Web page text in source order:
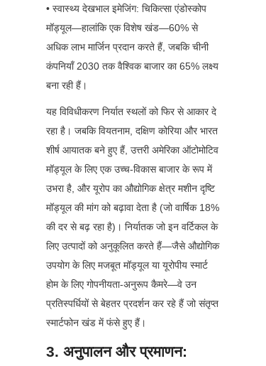
• स्वास्थ्य देखभाल इमेजिंग: चिकित्सा एंडोस्कोप
मॉड्यूल—हालांकि एक विशेष खंड—60% से
अधिक लाभ मार्जिन प्रदान करते हैं, जबकि चीनी
कंपनियाँ 2030 तक वैश्विक बाजार का 65% लक्ष्य
बना रही हैं।
यह विविधीकरण निर्यात स्थलों को फिर से आकार दे
रहा है। जबकि वियतनाम, दक्षिण कोरिया और भारत
शीर्ष आयातक बने हुए हैं, उत्तरी अमेरिका ऑटोमोटिव
मॉड्यूल के लिए एक उच्च-विकास बाजार के रूप में
उभरा है, और यूरोप का औद्योगिक क्षेत्र मशीन दृष्टि
मॉड्यूल की मांग को बढ़ावा देता है (जो वार्षिक 18%
की दर से बढ़ रहा है)। निर्यातक जो इन वर्टिकल के
लिए उत्पादों को अनुकूलित करते हैं—जैसे औद्योगिक
उपयोग के लिए मजबूत मॉड्यूल या यूरोपीय स्मार्ट
होम के लिए गोपनीयता-अनुरूप कैमरे—वे उन
प्रतिस्पर्धियों से बेहतर प्रदर्शन कर रहे हैं जो संतृप्त
स्मार्टफोन खंड में फंसे हुए हैं।
3. अनुपालन और प्रमाणन: